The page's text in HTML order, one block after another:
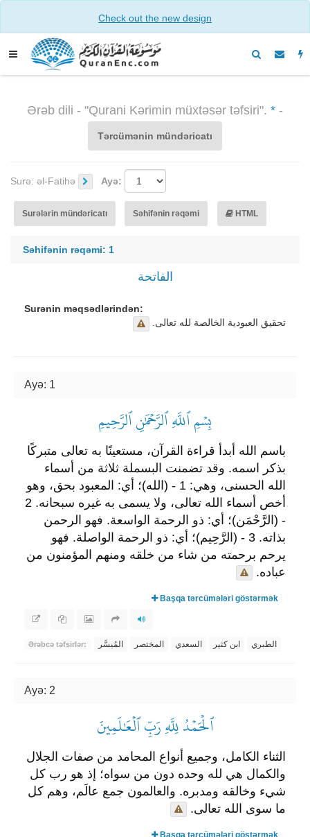
Check out the new design
Ərəb dili - "Qurani Kərimin müxtəsər təfsiri". * -
Tərcümənin mündəricatı
Surə: əl-Fatihə Ayə:
Surələrin mündəricatı Səhifənin rəqəmi HTML
Səhifənin rəqəmi: 1
الفاتحة
Surənin məqsədlərindən:
تحقيق العبودية الخالصة لله تعالى.
Ayə: 1
بِسۡمِ ٱللَّهِ ٱلرَّحۡمَٰنِ ٱلرَّحِيمِ
باسم الله أبدأ قراءة القرآن، مستعينًا به تعالى متبركًا
بذكر اسمه. وقد تضمنت البسملة ثلاثة من أسماء
الله الحسنى، وهي: 1 - (الله)؛ أي: المعبود بحق، وهو
أخص أسماء الله تعالى، ولا يسمى به غيره سبحانه. 2
- (الرَّحْمَن)؛ أي: ذو الرحمة الواسعة. فهو الرحمن
بذاته. 3 - (الرَّحِيم)؛ أي: ذو الرحمة الواصلة. فهو
يرحم برحمته من شاء من خلقه ومنهم المؤمنون من
عباده.
Başqa tərcümələri göstərmək
Ərəbcə təfsirlər: المُيسَّر المختصر السعدي ابن كثير الطبري
Ayə: 2
ٱلۡحَمۡدُ لِلَّهِ رَبِّ ٱلۡعَٰلَمِينَ
الثناء الكامل، وجميع أنواع المحامد من صفات الجلال
والكمال هي لله وحده دون من سواه؛ إذ هو رب كل
شيء وخالقه ومدبره. والعالمون جمع عالَم، وهم كل
ما سوى الله تعالى.
Başqa tərcümələri göstərmək